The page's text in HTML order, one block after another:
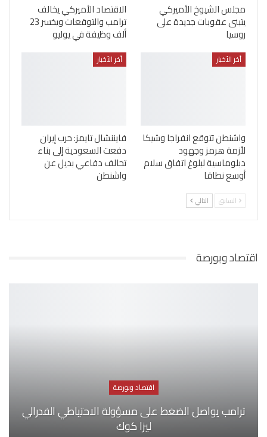
مجلس الشيوخ الأميركي
يتبنى عقوبات جديدة على
روسيا
الاقتصاد الأميركي يخالف
ترامب والتوقعات ويخسر 23
ألف وظيفة في يوليو
أخر الأخبار
واشنطن تتوقع انفراجا وشيكا
لأزمة هرمز وجهود
دبلوماسية لبلوغ اتفاق سلام
أوسع نطاقا
أخر الأخبار
فايننشال تايمز: حرب إيران
دفعت السعودية إلى بناء
تحالف دفاعي بديل عن
واشنطن
السابق التالي
اقتصاد وبورصة
اقتصاد وبورصة
ترامب يواصل الضغط على مسؤولة الاحتياطي الفدرالي
ليزا كوك